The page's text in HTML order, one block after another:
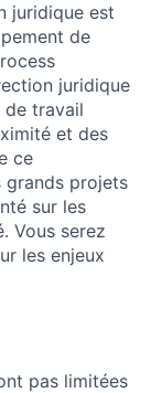
juridique est
de
juridique
de travail
et des
ce
grands projets
sur les
Vous serez
les enjeux
pas limitées